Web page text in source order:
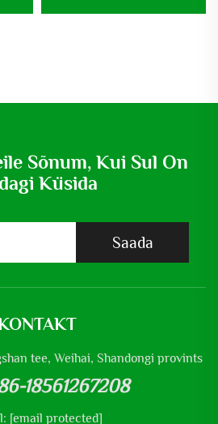
Sõnum, Kui Sul On
Küsida
Saada
tee, Weihai, Shandongi provints
18561267208
[email protected]